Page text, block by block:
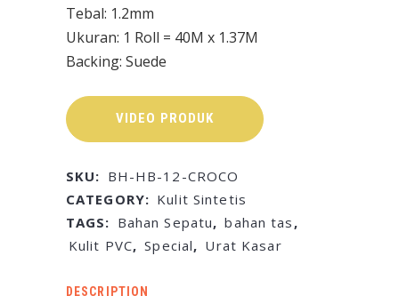
Tebal: 1.2mm
Ukuran: 1 Roll = 40M x 1.37M
Backing: Suede
VIDEO PRODUK
SKU: BH-HB-12-CROCO
CATEGORY: Kulit Sintetis
TAGS: Bahan Sepatu, bahan tas ,
Kulit PVC, Special, Urat Kasar
DESCRIPTION